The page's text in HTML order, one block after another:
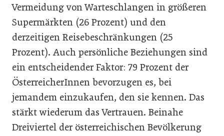
Vermeidung von Warteschlangen in größeren
Supermärkten (26 Prozent) und den
derzeitigen Reisebeschränkungen (25
Prozent). Auch persönliche Beziehungen sind
ein entscheidender Faktor: 79 Prozent der
ÖsterreicherInnen bevorzugen es, bei
jemandem einzukaufen, den sie kennen. Das
stärkt wiederum das Vertrauen. Beinahe
Dreiviertel der österreichischen Bevölkerung